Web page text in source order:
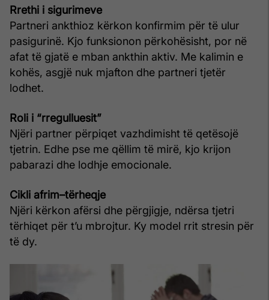
Rrethi i sigurimeve
Partneri ankthioz kërkon konfirmim për të ulur
pasigurinë. Kjo funksionon përkohësisht, por në
afat të gjatë e mban ankthin aktiv. Me kalimin e
kohës, asgjë nuk mjafton dhe partneri tjetër
lodhet.
Roli i “rregulluesit”
Njëri partner përpiqet vazhdimisht të qetësojë
tjetrin. Edhe pse me qëllim të mirë, kjo krijon
pabarazi dhe lodhje emocionale.
Cikli afrim–tërheqje
Njëri kërkon afërsi dhe përgjigje, ndërsa tjetri
tërhiqet për t’u mbrojtur. Ky model rrit stresin për
të dy.